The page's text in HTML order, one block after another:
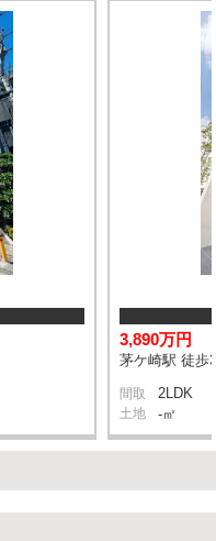
3,890万円
茅ケ崎駅 徒歩
間取 2LDK
土地 -㎡